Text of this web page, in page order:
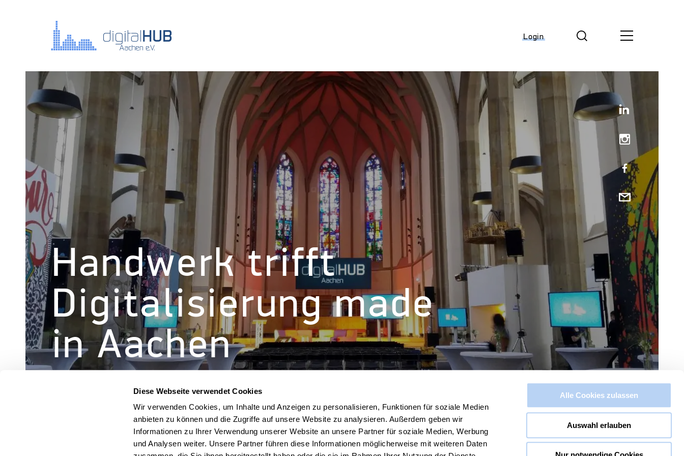
Diese Webseite verwendet Cookies
Wir verwenden Cookies, um Inhalte und Anzeigen zu personalisieren, Funktionen für soziale Medien
anbieten zu können und die Zugriffe auf unsere Website zu analysieren. Außerdem geben wir
Informationen zu Ihrer Verwendung unserer Website an unsere Partner für soziale Medien, Werbung
und Analysen weiter. Unsere Partner führen diese Informationen möglicherweise mit weiteren Daten
Alle Cookies zulassen
Auswahl erlauben
Login
Handwerk trifft
Digitalisierung made
in Aachen
« Alle Veranstaltungen